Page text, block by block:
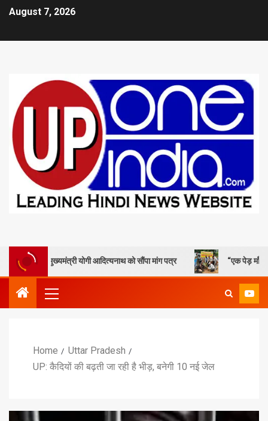
August 7, 2026
योगी आदित्यनाथ को सौंपा मांग पत्र “एक पेड़ माँ के नाम” –
Home
Uttar Pradesh
UP: कैदियों की बढ़ती जा रही है भीड़, बनेगी 10 नई जेल